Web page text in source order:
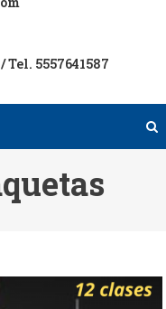
Tel. 5557641587